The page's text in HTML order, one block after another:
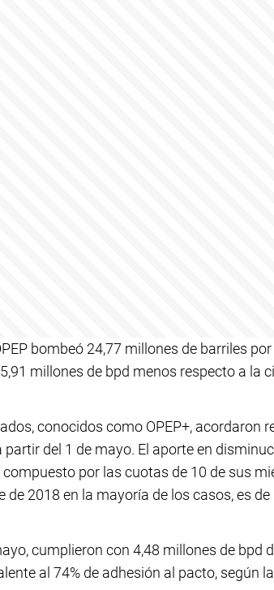
bombeó 24,77 millones de barriles
millones de bpd menos respecto a la
conocidos como OPEP+, acordaron
partir del 1 de mayo. El aporte en
por las cuotas de 10 de sus
de 2018 en la mayoría de los casos, es
cumplieron con 4,48 millones de bpd
al 74% de adhesión al pacto, según